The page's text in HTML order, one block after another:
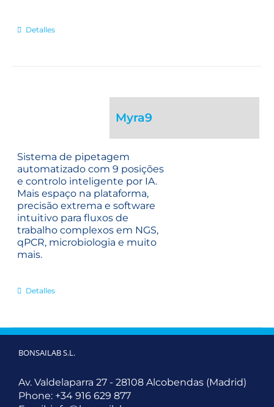
Detalles
Myra9
Sistema de pipetagem
automatizado com 9 posições
e controlo inteligente por IA.
Mais espaço na plataforma,
precisão extrema e software
intuitivo para fluxos de
trabalho complexos em NGS,
qPCR, microbiologia e muito
mais.
Detalles
BONSAILAB S.L.
Av. Valdelaparra 27 - 28108 Alcobendas (Madrid)
Phone: +34 916 629 877